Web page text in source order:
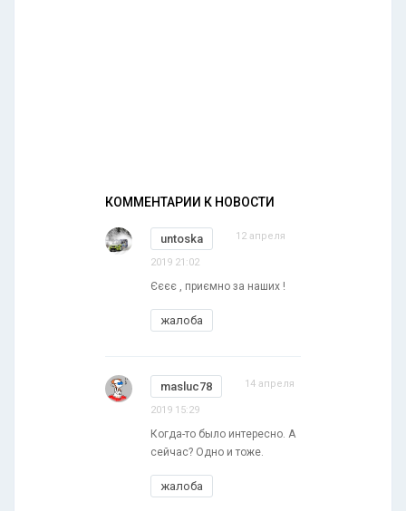
КОММЕНТАРИИ К НОВОСТИ
untoska 12 апреля
2019 21:02
Єєєє , приємно за наших !
жалоба
masluc78 14 апреля
2019 15:29
Когда-то было интересно. А
сейчас? Одно и тоже.
жалоба